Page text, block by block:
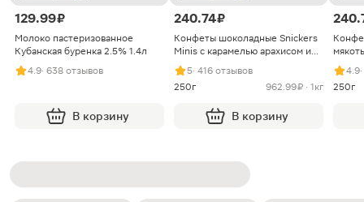
129.99 ₽
Молоко пастеризованное
Кубанская буренка 2.5% 1.4л
4.9· 638 отзывов
В корзину
240.74 ₽
Конфеты шоколадные Snickers
Minis с карамелью арахисом и
нугой
5· 416 отзывов
250г
962.99 ₽ · 1кг
В корзину
4.9
250г